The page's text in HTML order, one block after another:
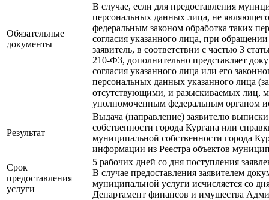
Обязательные
документы
В случае, если для предоставления
персональных данных лица, не
федеральным законом обработка таких
согласия указанного лица, при
заявитель, в соответствии с частью 3
210-ФЗ, дополнительно представляет
согласия указанного лица или его
персональных данных указанного лица
отсутствующими, и разыскиваемых лиц,
уполномоченным федеральным органом
Результат
Выдача (направление) заявителю
собственности города Кургана или
муниципальной собственности города
информации из Реестра объектов
Срок
предоставления
услуги
5 рабочих дней со дня поступления
В случае предоставления заявителем
муниципальной услуги исчисляется со
Департамент финансов и имущества